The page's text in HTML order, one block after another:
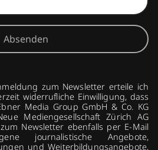
Absenden
zum Newsletter erteile ich
widerrufliche Einwilligung, dass
Media Group GmbH & Co. KG
Mediengesellschaft Zürich AG
Newsletter ebenfalls per E-Mail
journalistische Angebote,
und Weiterbildungsangebote,